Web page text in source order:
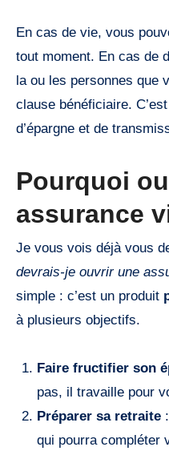
En cas de vie, vous
tout moment. En cas de
la ou les personnes que
clause bénéficiaire.
d’épargne et de
Pourquoi
assurance
Je vous vois déjà vous
devrais-je ouvrir une
simple : c’est un produit
à plusieurs objectifs.
Faire fructifier son
pas, il travaille pour
Préparer sa retraite:
qui pourra compléter